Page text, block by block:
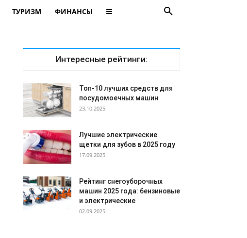
ТУРИЗМ ФИНАНСЫ
Интересные рейтинги:
Топ-10 лучших средств для
посудомоечных машин
23.10.2025
Лучшие электрические
щетки для зубов в 2025 году
17.09.2025
Рейтинг снегоуборочных
машин 2025 года: бензиновые
и электрические
02.09.2025